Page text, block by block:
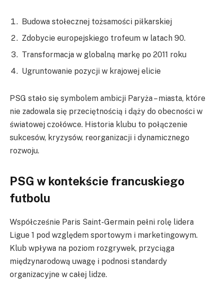
Budowa stołecznej tożsamości piłkarskiej
Zdobycie europejskiego trofeum w latach 90.
Transformacja w globalną markę po 2011 roku
Ugruntowanie pozycji w krajowej elicie
PSG stało się symbolem ambicji Paryża – miasta, które
nie zadowala się przeciętnością i dąży do obecności w
światowej czołówce. Historia klubu to połączenie
sukcesów, kryzysów, reorganizacji i dynamicznego
rozwoju.
PSG w kontekście francuskiego
futbolu
Współcześnie Paris Saint-Germain pełni rolę lidera
Ligue 1 pod względem sportowym i marketingowym.
Klub wpływa na poziom rozgrywek, przyciąga
międzynarodową uwagę i podnosi standardy
organizacyjne w całej lidze.